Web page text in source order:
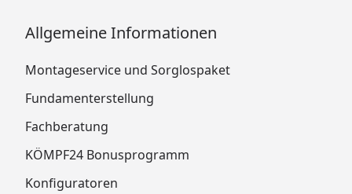
Allgemeine Informationen
Montageservice und Sorglospaket
Fundamenterstellung
Fachberatung
KÖMPF24 Bonusprogramm
Konfiguratoren